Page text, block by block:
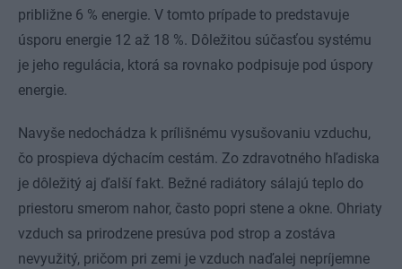
približne 6 % energie. V tomto prípade to predstavuje
úsporu energie 12 až 18 %. Dôležitou súčasťou systému
je jeho regulácia, ktorá sa rovnako podpisuje pod úspory
energie.
Navyše nedochádza k prílišnému vysušovaniu vzduchu,
čo prospieva dýchacím cestám. Zo zdravotného hľadiska
je dôležitý aj ďalší fakt. Bežné radiátory sálajú teplo do
priestoru smerom nahor, často popri stene a okne. Ohriaty
vzduch sa prirodzene presúva pod strop a zostáva
nevyužitý, pričom pri zemi je vzduch naďalej nepríjemne